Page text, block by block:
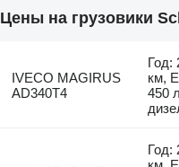
Цены на грузовики
IVECO MAGIRUS
AD340T4
Год:
км,
450
Год: